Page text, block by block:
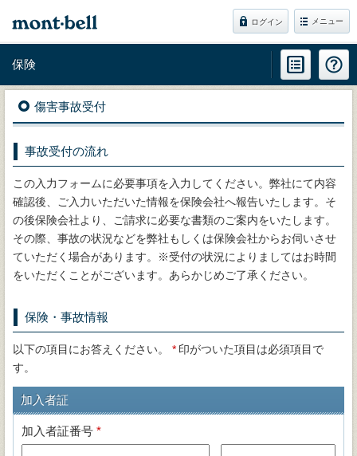
ログイン メニュー
保険
傷害事故受付
事故受付の流れ
この入力フォームに必要事項を入力してください。弊社にて内容
確認後、ご入力いただいた情報を保険会社へ報告いたします。そ
の後保険会社より、ご請求に必要な書類のご案内をいたします。
その際、事故の状況などを弊社もしくは保険会社からお伺いさせ
ていただく場合があります。※受付の状況によりましてはお時間
をいただくことがございます。あらかじめご了承ください。
保険・事故情報
以下の項目にお答えください。 * 印がついた項目は必須項目で
す。
加入者証
加入者証番号 *